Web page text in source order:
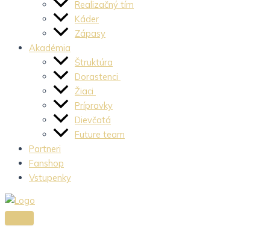
Realizačný tím
Káder
Zápasy
Akadémia
Štruktúra
Dorastenci
Žiaci
Prípravky
Dievčatá
Future team
Partneri
Fanshop
Vstupenky